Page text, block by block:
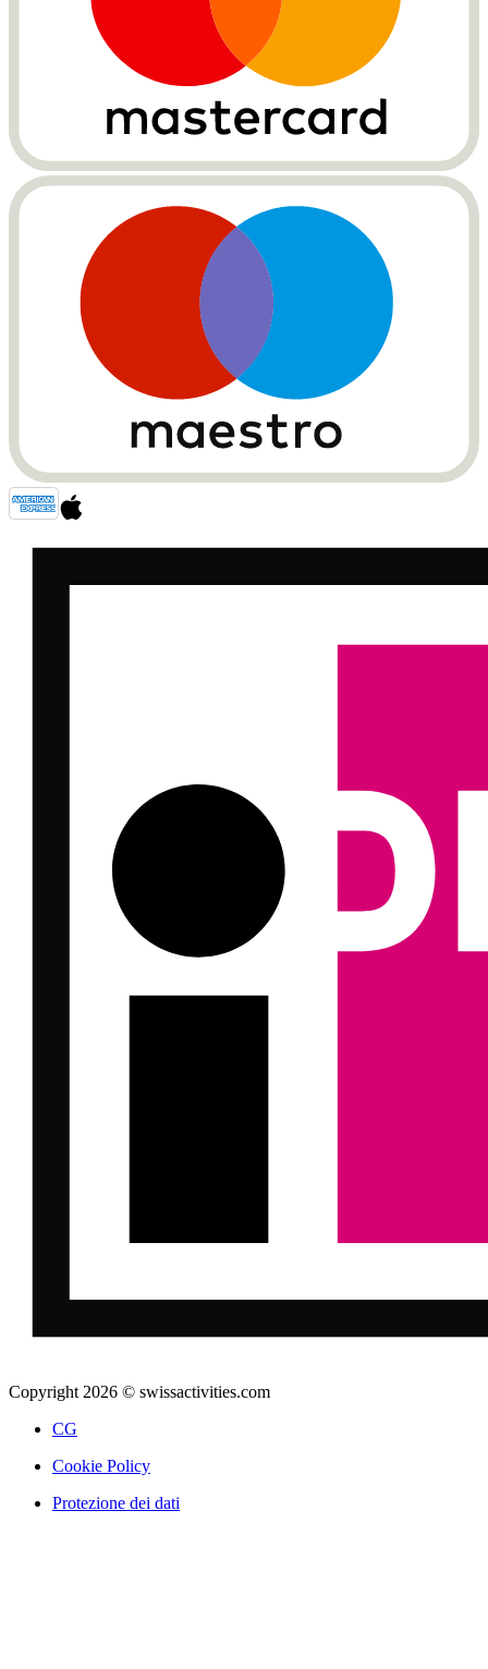
Copyright 2026 © swissactivities.com
CG
Cookie Policy
Protezione dei dati